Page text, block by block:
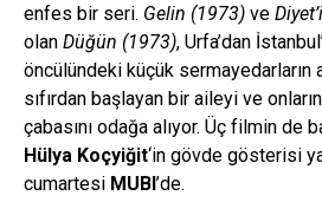
enfes bir seri. Gelin (1973) ve
olan Düğün (1973), Urfa’dan
öncülündeki küçük
sıfırdan başlayan bir aileyi ve
çabasını odağa alıyor. Üç filmin de
Hülya Koçyiğit‘in gövde gösterisi
cumartesi MUBI’de.